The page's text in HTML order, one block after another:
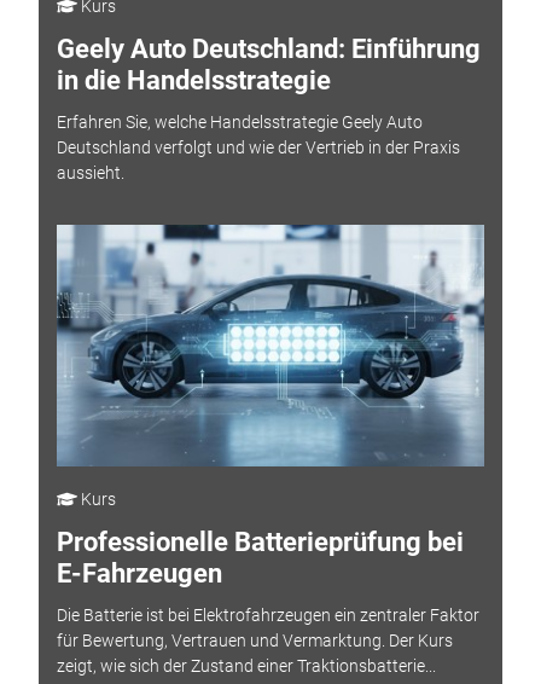
Kurs
Geely Auto Deutschland: Einführung
in die Handelsstrategie
Erfahren Sie, welche Handelsstrategie Geely Auto
Deutschland verfolgt und wie der Vertrieb in der Praxis
aussieht.
Kurs
Professionelle Batterieprüfung bei
E-Fahrzeugen
Die Batterie ist bei Elektrofahrzeugen ein zentraler Faktor
für Bewertung, Vertrauen und Vermarktung. Der Kurs
zeigt, wie sich der Zustand einer Traktionsbatterie...